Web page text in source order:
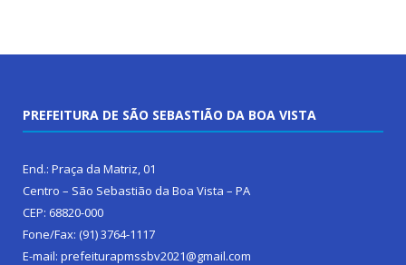
PREFEITURA DE SÃO SEBASTIÃO DA BOA VISTA
End.: Praça da Matriz, 01
Centro – São Sebastião da Boa Vista – PA
CEP: 68820-000
Fone/Fax: (91) 3764-1117
E-mail: prefeiturapmssbv2021@gmail.com